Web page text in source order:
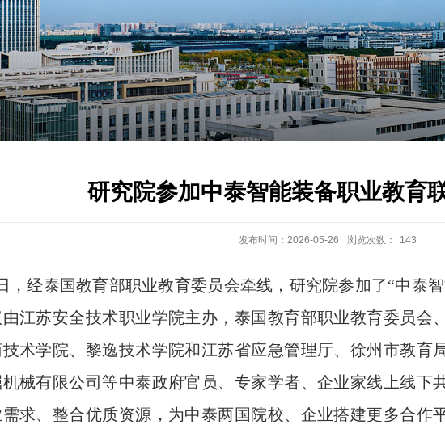
研究院参加中泰智能装备职业教育
发布时间：2026-05-26 浏览次数： 143
，经泰国教育部职业教育委员会牵线， 研究院参加了“中泰
江苏安全技术职业学院主办，泰国教育部职业教育委员会
技术学院、黎逸技术学院和江苏省应急管理厅、徐州市教育
械有限公司等中泰政府官员、专家学者、企业家线上线下
需求、整合优质资源，为中泰两国院校、企业搭建更多合作